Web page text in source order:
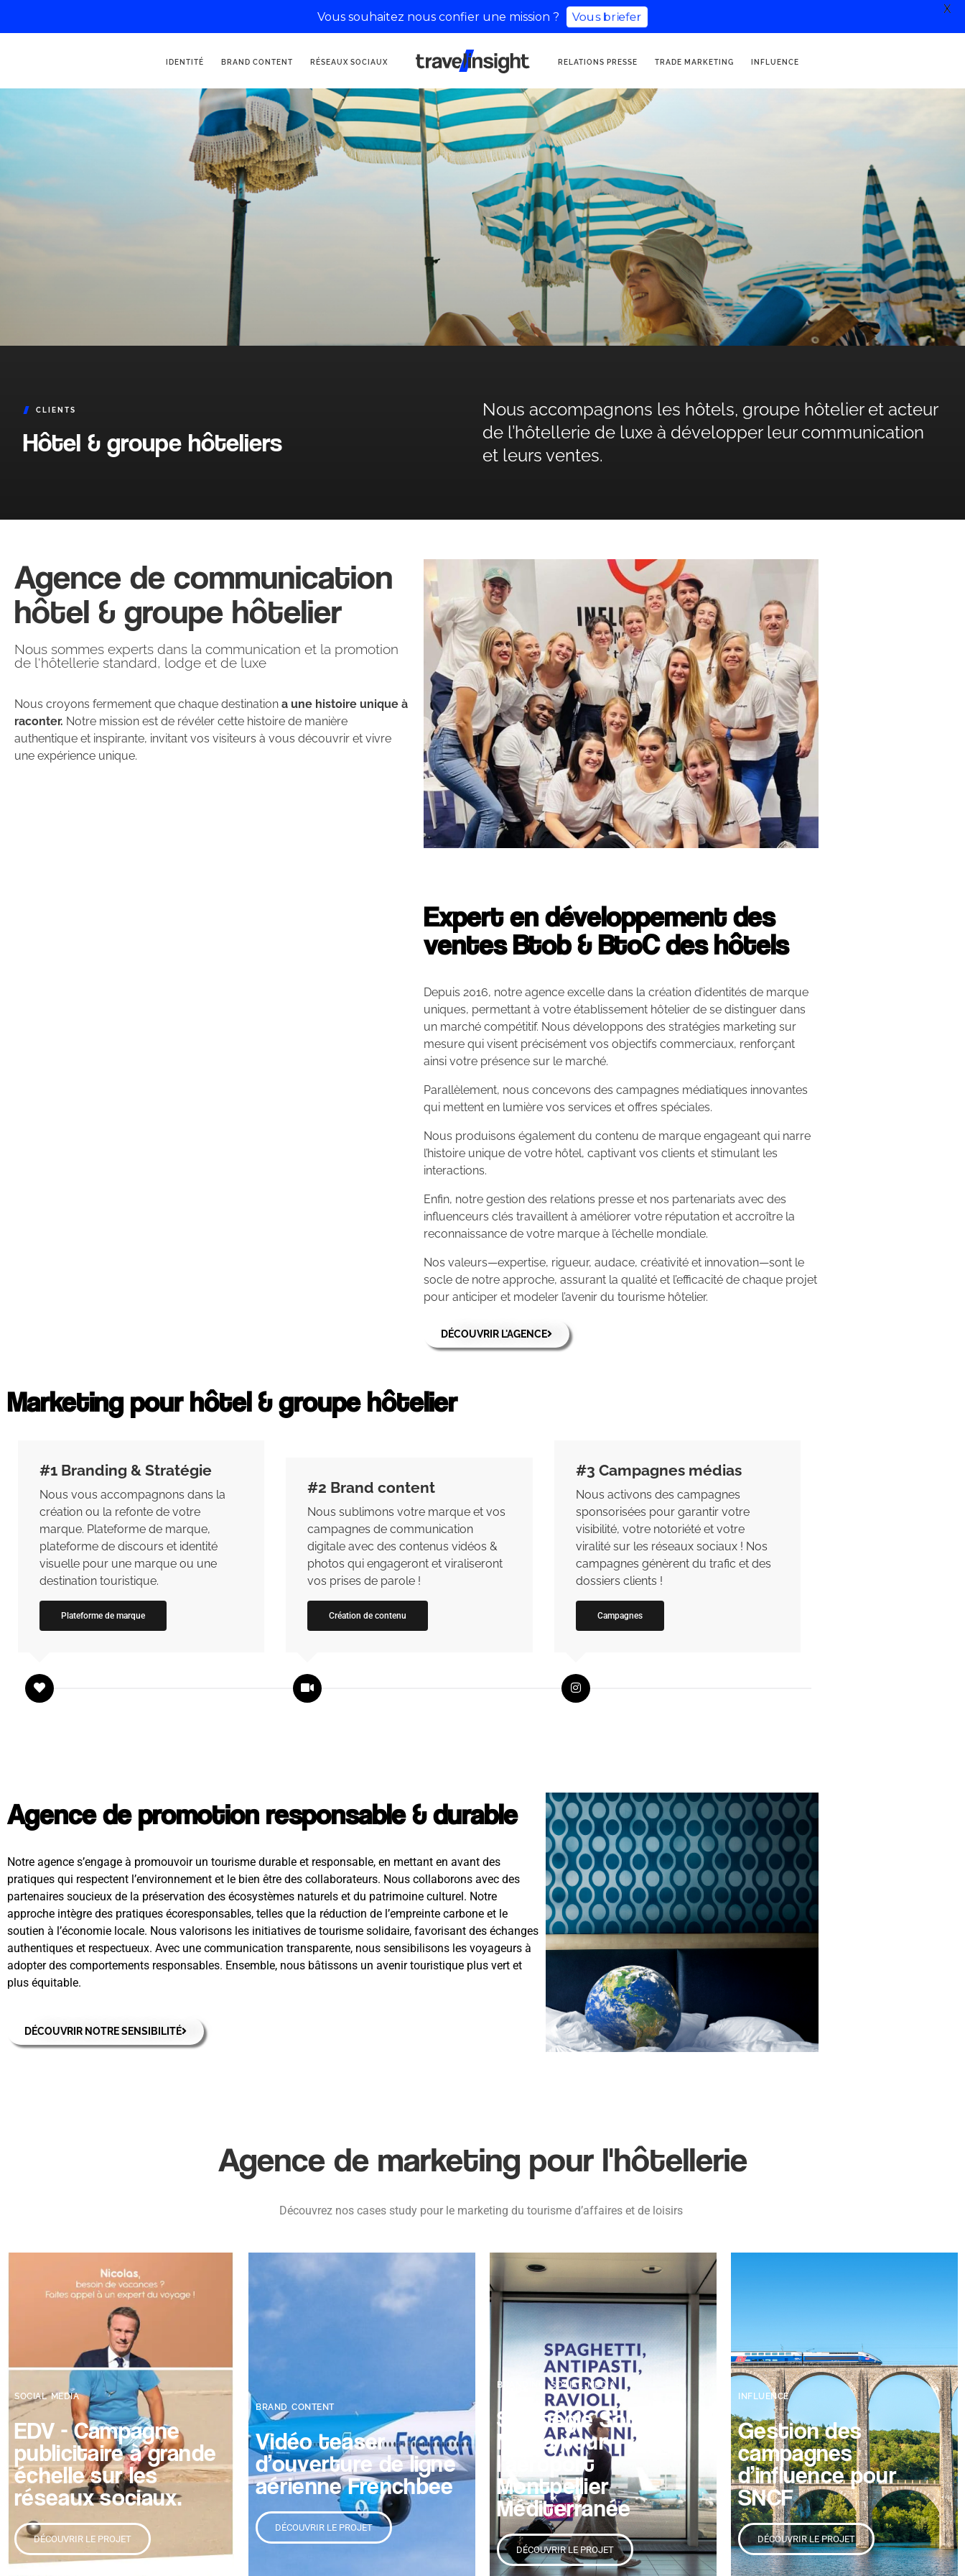
IDENTITÉ BRAND CONTENT RÉSEAUX SOCIAUX
AGENCE DE
COMMUNICATION
RELATIONS PRESSE TRADE MARKETING INFLUENCE
CLIENTS
Hôtel & groupe hôteliers
Nous accompagnons les hôtels, groupe hôtelier et acteur
de l’hôtellerie de luxe à développer leur communication
et leurs ventes.
Agence de communication
hôtel & groupe hôtelier
Nous sommes experts dans la communication et la promotion
de l'hôtellerie standard, lodge et de luxe
Nous croyons fermement que chaque destination a une histoire unique à
raconter. Notre mission est de révéler cette histoire de manière
authentique et inspirante, invitant vos visiteurs à vous découvrir et vivre
une expérience unique.
Expert en développement des
ventes Btob & BtoC des hôtels
Depuis 2016, notre agence excelle dans la création d’identités de marque
uniques, permettant à votre établissement hôtelier de se distinguer dans
un marché compétitif. Nous développons des stratégies marketing sur
mesure qui visent précisément vos objectifs commerciaux, renforçant
ainsi votre présence sur le marché.
Parallèlement, nous concevons des campagnes médiatiques innovantes
qui mettent en lumière vos services et offres spéciales.
Nous produisons également du contenu de marque engageant qui narre
l’histoire unique de votre hôtel, captivant vos clients et stimulant les
interactions.
Enfin, notre gestion des relations presse et nos partenariats avec des
influenceurs clés travaillent à améliorer votre réputation et accroître la
reconnaissance de votre marque à l’échelle mondiale.
Nos valeurs—expertise, rigueur, audace, créativité et innovation—sont le
socle de notre approche, assurant la qualité et l’efficacité de chaque projet
pour anticiper et modeler l’avenir du tourisme hôtelier.
DÉCOUVRIR L'AGENCE
Marketing pour hôtel & groupe hôtelier
#1 Branding & Stratégie
Nous vous accompagnons dans la
création ou la refonte de votre
marque. Plateforme de marque,
plateforme de discours et identité
visuelle pour une marque ou une
destination touristique.
Plateforme de marque
#2 Brand content
Nous sublimons votre marque et vos
campagnes de communication
digitale avec des contenus vidéos &
photos qui engageront et viraliseront
vos prises de parole !
Création de contenu
#3 Campagnes médias
Nous activons des campagnes
sponsorisées pour garantir votre
visibilité, votre notoriété et votre
viralité sur les réseaux sociaux ! Nos
campagnes génèrent du trafic et des
dossiers clients !
Campagnes
Agence de promotion responsable & durable
Notre agence s’engage à promouvoir un tourisme durable et responsable, en mettant en avant des
pratiques qui respectent l’environnement et le bien être des collaborateurs. Nous collaborons avec des
partenaires soucieux de la préservation des écosystèmes naturels et du patrimoine culturel. Notre
approche intègre des pratiques écoresponsables, telles que la réduction de l’empreinte carbone et le
soutien à l’économie locale. Nous valorisons les initiatives de tourisme solidaire, favorisant des échanges
authentiques et respectueux. Avec une communication transparente, nous sensibilisons les voyageurs à
adopter des comportements responsables. Ensemble, nous bâtissons un avenir touristique plus vert et
plus équitable.
DÉCOUVRIR NOTRE SENSIBILITÉ
Agence de marketing pour l'hôtellerie
Découvrez nos cases study pour le marketing du tourisme d’affaires et de loisirs
SOCIAL MEDIA
EDV - Campagne
publicitaire à grande
échelle sur les
réseaux sociaux.
DÉCOUVRIR LE PROJET
BRAND CONTENT
Vidéo teaser
d’ouverture de ligne
aérienne Frenchbee
DÉCOUVRIR LE PROJET
BRANDING , SOCIAL MEDIA
Stratégie Social
Media pour
l’aéroport
Montpellier
Méditerranée
DÉCOUVRIR LE PROJET
INFLUENCE
Gestion des
campagnes
d’influence pour
SNCF
DÉCOUVRIR LE PROJET
Vous souhaitez nous confier une mission ? Vous briefer
X